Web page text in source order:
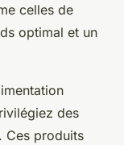
celles de
optimal et un
des
. Ces produits